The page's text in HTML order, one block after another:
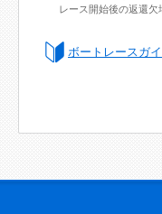
レース開始後の返還欠
ボートレースガ